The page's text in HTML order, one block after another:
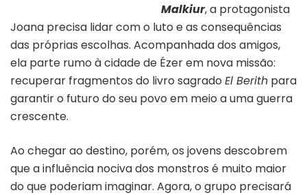
Malkiur, a protagonista
Joana precisa lidar com o luto e as consequências
das próprias escolhas. Acompanhada dos amigos,
ela parte rumo à cidade de Ézer em nova missão:
recuperar fragmentos do livro sagrado El Berith para
garantir o futuro do seu povo em meio a uma guerra
crescente.
Ao chegar ao destino, porém, os jovens descobrem
que a influência nociva dos monstros é muito maior
do que poderiam imaginar. Agora, o grupo precisará